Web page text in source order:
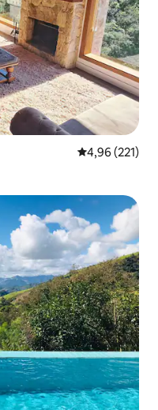
4,96 av 5 i
4,96 (221)